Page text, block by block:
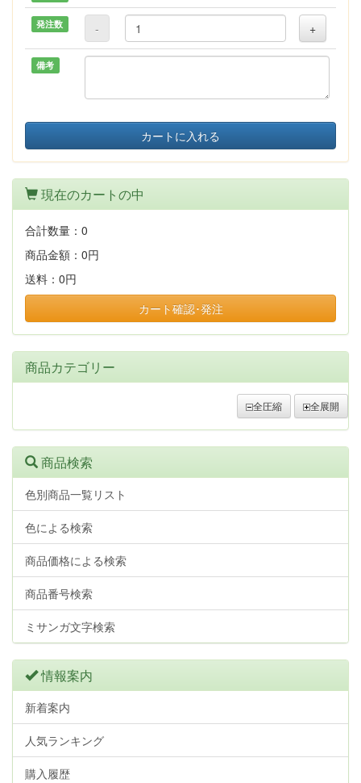
発注数 - +
備考
カートに入れる
現在のカートの中
合計数量： 0
商品金額： 0円
送料： 0円
カート確認･発注
商品カテゴリー
全圧縮 全展開
商品検索
色別商品一覧リスト
色による検索
商品価格による検索
商品番号検索
ミサンガ文字検索
情報案内
新着案内
人気ランキング
購入履歴